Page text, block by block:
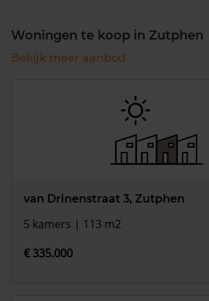
Woningen te koop in Zutphen
Bekijk meer aanbod
van Drinenstraat 3, Zutphen
5 kamers | 113 m2
€ 335.000